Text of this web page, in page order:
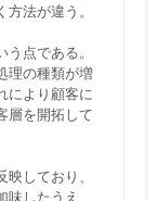
法が違う。
点である。
理の種類が増
により顧客に
層を開拓して
しており、
味したうえ